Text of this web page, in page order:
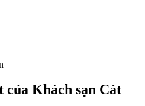
Khách sạn Cát